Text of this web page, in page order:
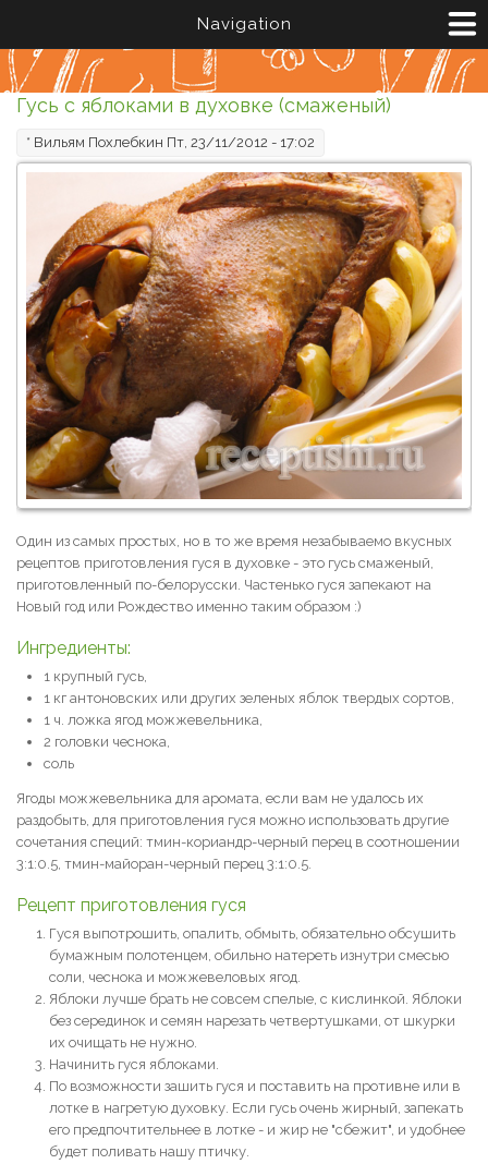
Navigation
Гусь с яблоками в духовке (смаженый)
* Вильям Похлебкин Пт, 23/11/2012 - 17:02
Один из самых простых, но в то же время незабываемо вкусных
рецептов приготовления гуся в духовке - это гусь смаженый,
приготовленный по-белорусски. Частенько гуся запекают на
Новый год или Рождество именно таким образом :)
Ингредиенты:
1 крупный гусь,
1 кг антоновских или других зеленых яблок твердых сортов,
1 ч. ложка ягод можжевельника,
2 головки чеснока,
соль
Ягоды можжевельника для аромата, если вам не удалось их
раздобыть, для приготовления гуся можно использовать другие
сочетания специй: тмин-кориандр-черный перец в соотношении
3:1:0.5, тмин-майоран-черный перец 3:1:0.5.
Рецепт приготовления гуся
Гуся выпотрошить, опалить, обмыть, обязательно обсушить
бумажным полотенцем, обильно натереть изнутри смесью
соли, чеснока и можжевеловых ягод.
Яблоки лучше брать не совсем спелые, с кислинкой. Яблоки
без серединок и семян нарезать четвертушками, от шкурки
их очищать не нужно.
Начинить гуся яблоками.
По возможности зашить гуся и поставить на противне или в
лотке в нагретую духовку. Если гусь очень жирный, запекать
его предпочтительнее в лотке - и жир не "сбежит", и удобнее
будет поливать нашу птичку.